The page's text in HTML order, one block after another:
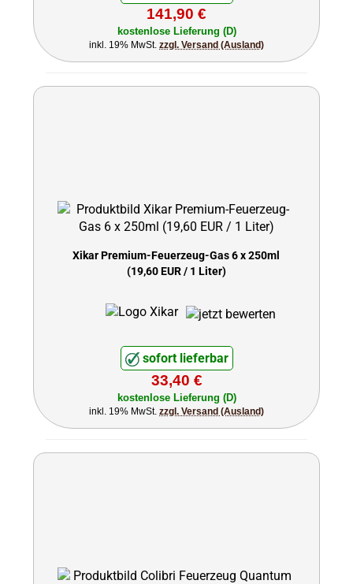
141,90 €
kostenlose Lieferung (D)
inkl. 19% MwSt. zzgl. Versand (Ausland)
Xikar Premium-Feuerzeug-Gas 6 x 250ml
(19,60 EUR / 1 Liter)
sofort lieferbar
33,40 €
kostenlose Lieferung (D)
inkl. 19% MwSt. zzgl. Versand (Ausland)